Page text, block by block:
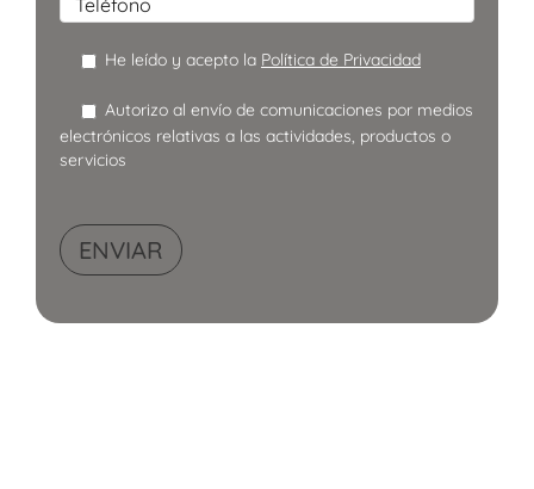
He leído y acepto la Política de Privacidad
Autorizo al envío de comunicaciones por medios
electrónicos relativas a las actividades, productos o
servicios